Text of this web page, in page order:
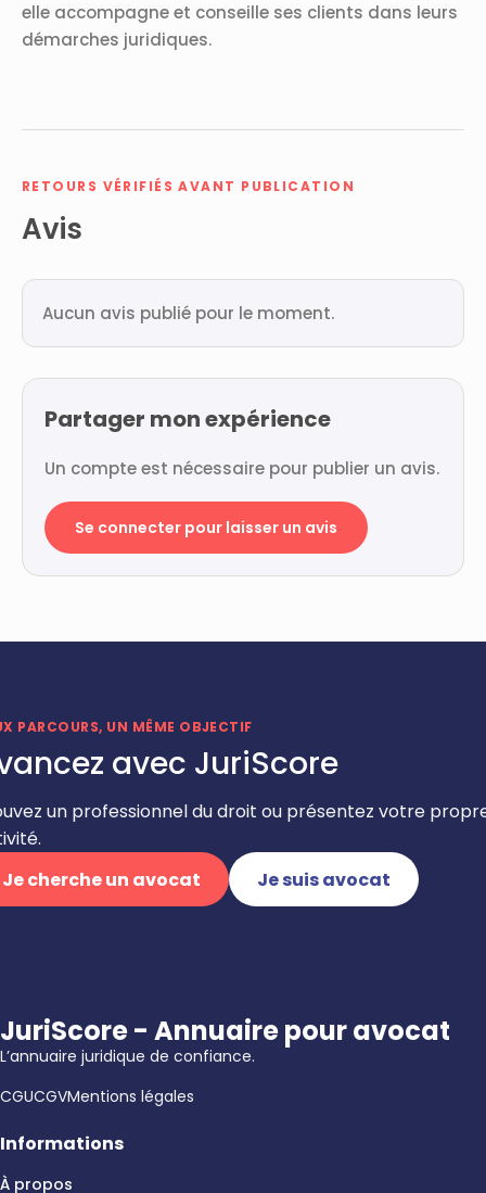
elle accompagne et conseille ses clients dans leurs
démarches juridiques.
RETOURS VÉRIFIÉS AVANT PUBLICATION
Avis
Aucun avis publié pour le moment.
Partager mon expérience
Un compte est nécessaire pour publier un avis.
Se connecter pour laisser un avis
PARCOURS, UN MÊME OBJECTIF
avec JuriScore
un professionnel du droit ou présentez votre
Je cherche un avocat
Je suis avocat
JuriScore - Annuaire pour avocat
L’annuaire juridique de confiance.
CGUCGVMentions légales
Informations
À propos